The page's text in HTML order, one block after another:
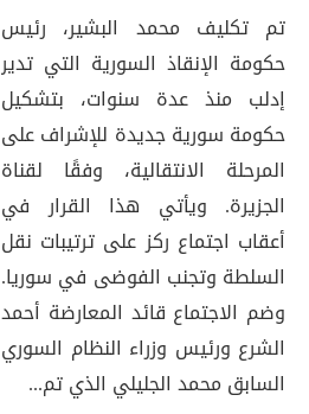
تم تكليف محمد البشير، رئيس
حكومة الإنقاذ السورية التي تدير
إدلب منذ عدة سنوات، بتشكيل
حكومة سورية جديدة للإشراف على
المرحلة الانتقالية، وفقًا لقناة
الجزيرة. ويأتي هذا القرار في
أعقاب اجتماع ركز على ترتيبات نقل
السلطة وتجنب الفوضى في سوريا.
وضم الاجتماع قائد المعارضة أحمد
الشرع ورئيس وزراء النظام السوري
السابق محمد الجليلي الذي تم...